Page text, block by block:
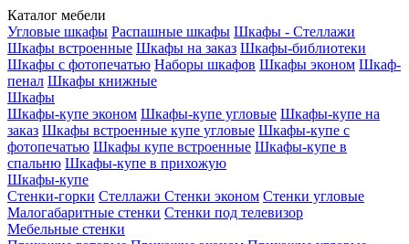
Каталог мебели
Угловые шкафы Распашные шкафы Шкафы - Стеллажи
Шкафы встроенные Шкафы на заказ Шкафы-библиотеки
Шкафы с фотопечатью Наборы шкафов Шкафы эконом Шкаф-
пенал Шкафы книжные
Шкафы
Шкафы-купе эконом Шкафы-купе угловые Шкафы-купе на
заказ Шкафы встроенные купе угловые Шкафы-купе с
фотопечатью Шкафы купе встроенные Шкафы-купе в
спальню Шкафы-купе в прихожую
Шкафы-купе
Стенки-горки Стеллажи Стенки эконом Стенки угловые
Малогабаритные стенки Стенки под телевизор
Мебельные стенки